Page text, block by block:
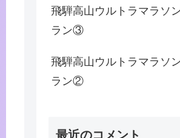
飛騨高山ウルトラマラソ
ラン③
飛騨高山ウルトラマラソ
ラン②
最近のコメント